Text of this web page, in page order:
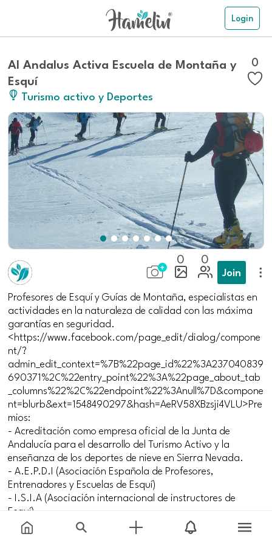
Login
Al Andalus Activa Escuela de Montaña y
Esquí
Turismo activo y Deportes
0
0 0
Join
Profesores de Esquí y Guías de Montaña, especialistas en
actividades en la naturaleza de calidad con las máxima
garantías en seguridad.
<https://www.facebook.com/page_edit/dialog/compone
nt/?
admin_edit_context=%7B%22page_id%22%3A237040839
690371%2C%22entry_point%22%3A%22page_about_tab
_columns%22%2C%22endpoint%22%3Anull%7D&compone
nt=blurb&ext=1548490297&hash=AeRV58XBzsji4VLU>Pre
mios:
- Acreditación como empresa oficial de la Junta de
Andalucía para el desarrollo del Turismo Activo y la
enseñanza de los deportes de nieve en Sierra Nevada.
- A.E.P.D.I (Asociación Española de Profesores,
Entrenadores y Escuelas de Esquí)
- I.S.I.A (Asociación internacional de instructores de
Esquí)
- Acreditación Sinted ( proyecto de mejora de la calidad
de los destinos turísticos promovido por la Secretaría de